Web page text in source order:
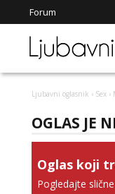
Forum
Ljubavni oglasnik › Sex ›
OGLAS JE
Oglas koji
Pogledajte